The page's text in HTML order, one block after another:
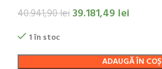
40.941,90lei39.181,49 lei
1 în stoc
ADAUGĂ ÎN COȘ